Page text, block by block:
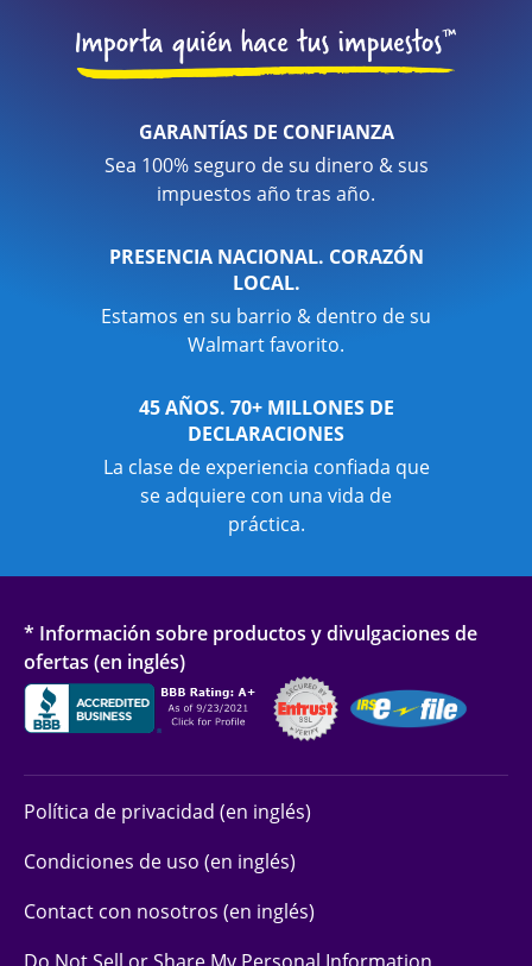
GARANTÍAS DE CONFIANZA
Sea 100% seguro de su dinero & sus
impuestos año tras año.
PRESENCIA NACIONAL. CORAZÓN
LOCAL.
Estamos en su barrio & dentro de su
Walmart favorito.
45 AÑOS. 70+ MILLONES DE
DECLARACIONES
La clase de experiencia confiada que
se adquiere con una vida de
práctica.
* Información sobre productos y divulgaciones de
ofertas (en inglés)
Política de privacidad (en inglés)
Condiciones de uso (en inglés)
Contact con nosotros (en inglés)